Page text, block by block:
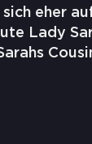
eher
Lady